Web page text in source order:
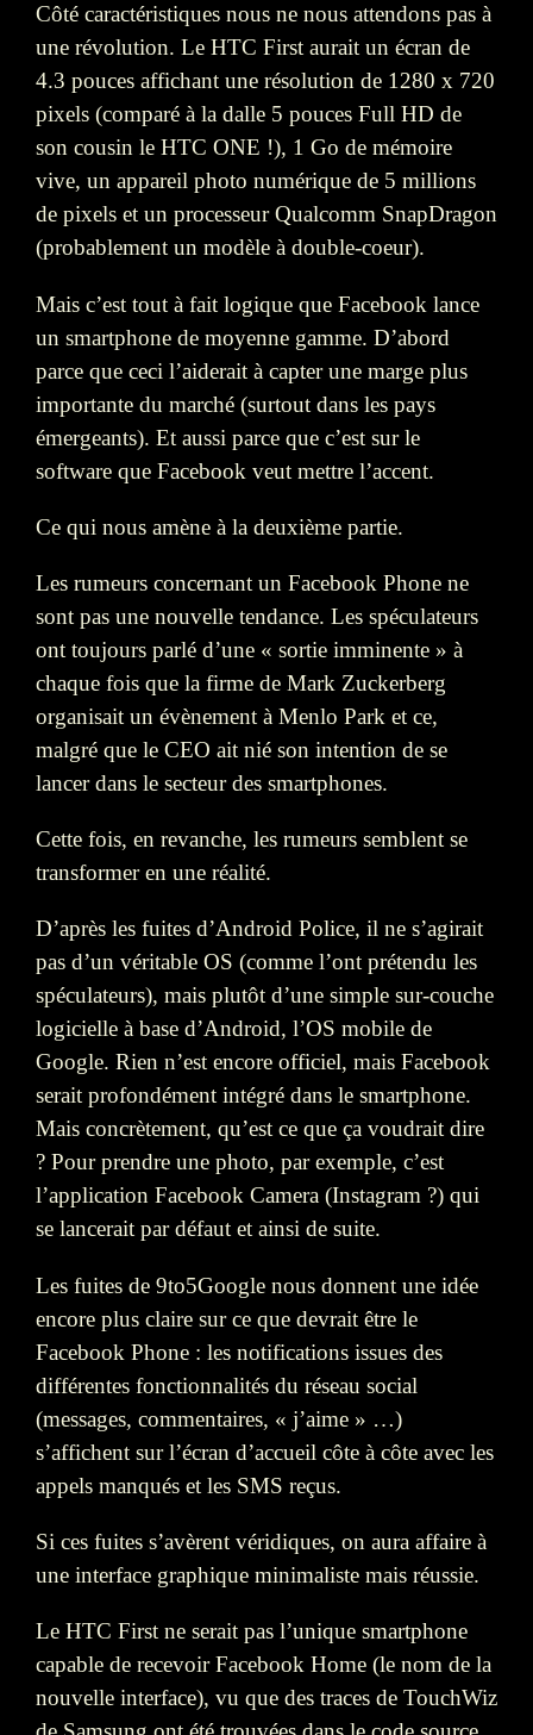
Côté caractéristiques nous ne nous attendons pas à
une révolution. Le HTC First aurait un écran de
4.3 pouces affichant une résolution de 1280 x 720
pixels (comparé à la dalle 5 pouces Full HD de
son cousin le HTC ONE !), 1 Go de mémoire
vive, un appareil photo numérique de 5 millions
de pixels et un processeur Qualcomm SnapDragon
(probablement un modèle à double-coeur).
Mais c’est tout à fait logique que Facebook lance
un smartphone de moyenne gamme. D’abord
parce que ceci l’aiderait à capter une marge plus
importante du marché (surtout dans les pays
émergeants). Et aussi parce que c’est sur le
software que Facebook veut mettre l’accent.
Ce qui nous amène à la deuxième partie.
Les rumeurs concernant un Facebook Phone ne
sont pas une nouvelle tendance. Les spéculateurs
ont toujours parlé d’une « sortie imminente » à
chaque fois que la firme de Mark Zuckerberg
organisait un évènement à Menlo Park et ce,
malgré que le CEO ait nié son intention de se
lancer dans le secteur des smartphones.
Cette fois, en revanche, les rumeurs semblent se
transformer en une réalité.
D’après les fuites d’Android Police, il ne s’agirait
pas d’un véritable OS (comme l’ont prétendu les
spéculateurs), mais plutôt d’une simple sur-couche
logicielle à base d’Android, l’OS mobile de
Google. Rien n’est encore officiel, mais Facebook
serait profondément intégré dans le smartphone.
Mais concrètement, qu’est ce que ça voudrait dire
? Pour prendre une photo, par exemple, c’est
l’application Facebook Camera (Instagram ?) qui
se lancerait par défaut et ainsi de suite.
Les fuites de 9to5Google nous donnent une idée
encore plus claire sur ce que devrait être le
Facebook Phone : les notifications issues des
différentes fonctionnalités du réseau social
(messages, commentaires, « j’aime » …)
s’affichent sur l’écran d’accueil côte à côte avec les
appels manqués et les SMS reçus.
Si ces fuites s’avèrent véridiques, on aura affaire à
une interface graphique minimaliste mais réussie.
Le HTC First ne serait pas l’unique smartphone
capable de recevoir Facebook Home (le nom de la
nouvelle interface), vu que des traces de TouchWiz